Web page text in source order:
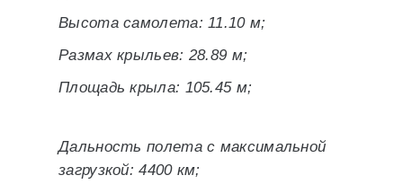
Высота самолета: 11.10 м;
Размах крыльев: 28.89 м;
Площадь крыла: 105.45 м;
Дальность полета с максимальной
загрузкой: 4400 км;